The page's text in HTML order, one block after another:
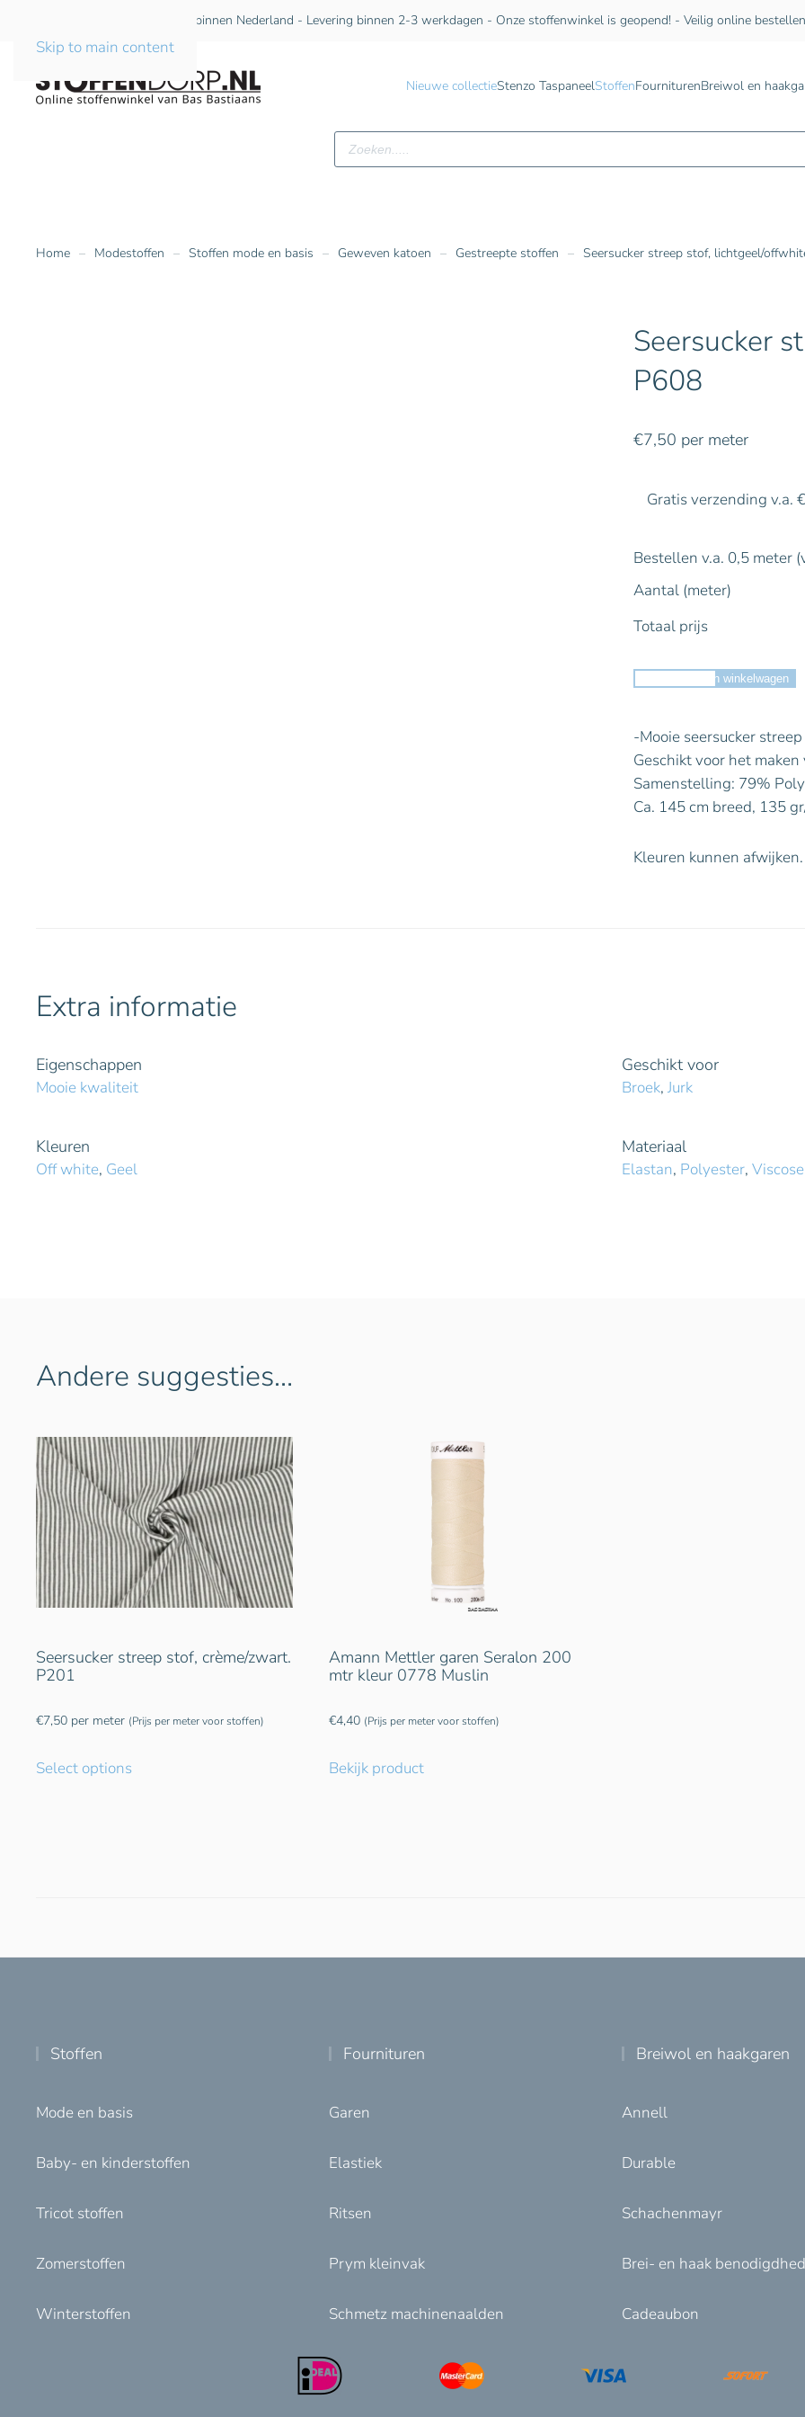
Skip to main content
Gratis verzending vanaf €75 binnen Nederland - Levering binnen 2-3 werkdagen - Onze stoffenwinkel is geopend! - Veilig online bestellen
Nieuwe collectieStenzo TaspaneelStoffenFourniturenBreiwol en
Producten
zoeken
Home Modestoffen Stoffen mode en basis Geweven katoen Gestreepte stoffen Seersucker streep stof, lichtgeel/
Seersucker
P608
€7,50 per meter
Gratis verzending v.a.
Bestellen v.a. 0,5 meter
Aantal (meter)
Totaal prijs
Toevoegen aan winkelwagen
-Mooie seersucker
Geschikt voor het
Samenstelling: 79%
Ca. 145 cm breed, 135
Kleuren kunnen afwijken.
Extra informatie
Eigenschappen
Mooie kwaliteit
Geschikt voor
Broek, Jurk
Kleuren
Off white, Geel
Materiaal
Elastan, Polyester, Viscose
Andere suggesties…
Seersucker streep stof, crème/zwart.
P201
€7,50 per meter (Prijs per meter voor stoffen)
Select options
Amann Mettler garen Seralon 200
mtr kleur 0778 Muslin
€4,40 (Prijs per meter voor stoffen)
Bekijk product
Stoffen
Mode en basis
Baby- en kinderstoffen
Tricot stoffen
Zomerstoffen
Winterstoffen
Fournituren
Garen
Elastiek
Ritsen
Prym kleinvak
Schmetz machinenaalden
Breiwol en haakgaren
Annell
Durable
Schachenmayr
Brei- en haak
Cadeaubon